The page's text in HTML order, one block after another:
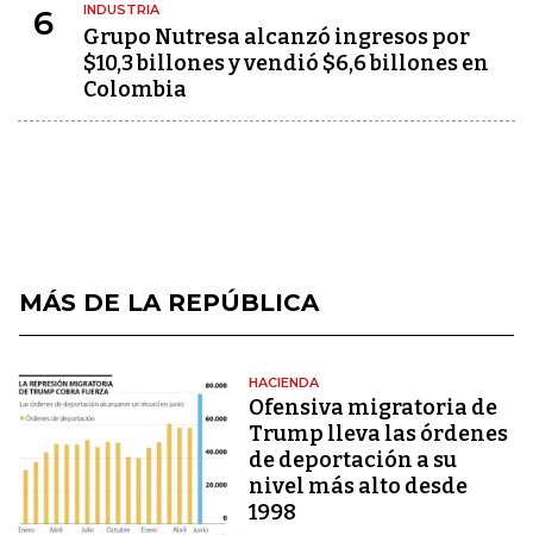
6 INDUSTRIA
Grupo Nutresa alcanzó ingresos por
$10,3 billones y vendió $6,6 billones en
Colombia
MÁS DE LA REPÚBLICA
HACIENDA
Ofensiva migratoria de
Trump lleva las órdenes
de deportación a su
nivel más alto desde
1998